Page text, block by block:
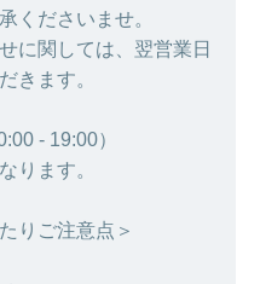
くださいませ。
に関しては、翌営業日
きます。
- 19:00）
ります。
りご注意点＞